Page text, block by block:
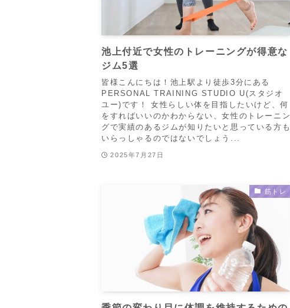
池上付近で女性のトレーニングが得意な
ジム5選
皆様こんにちは！池上駅より徒歩3分にある
PERSONAL TRAINING STUDIO U(スタジオ
ユー)です！ 女性らしい体を目指したいけど、何
をすればいいのかわからない、女性のトレーニン
グで実績のあるジムが知りたいと思っている方も
いらっしゃるのではないでしょう...
2025年7月27日
筋トレ